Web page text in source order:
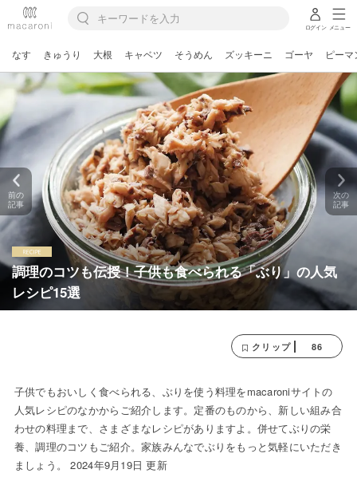
ログイン メニュー
なす きゅうり 大根 キャベツ そうめん ズッキーニ ゴーヤ ピーマ
調理のコツも伝授！子供も食べられる「ぶり」の人気
レシピ15選
前の
記事
次の
記事
クリップ 86
子供でもおいしく食べられる、ぶりを使う料理をmacaroniサイトの
人気レシピのなかからご紹介します。定番のものから、新しい組み合
わせの料理まで、さまざまなレシピがありますよ。併せてぶりの栄
養、調理のコツもご紹介。家族みんなでぶりをもっと気軽にいただき
ましょう。 2024年9月19日 更新